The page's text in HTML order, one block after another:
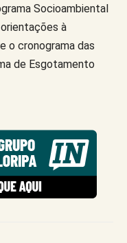
Socioambiental
à
o cronograma das
de Esgotamento